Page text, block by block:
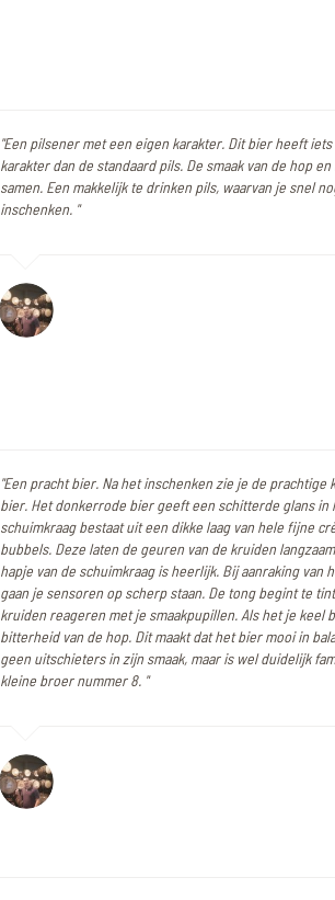
"Een pilsener met een eigen karakter. Dit bier heeft iets
karakter dan de standaard pils. De smaak van de hop
samen. Een makkelijk te drinken pils, waarvan je snel
inschenken. "
"Een pracht bier. Na het inschenken zie je de prachtige
bier. Het donkerrode bier geeft een schitterde glans in
schuimkraag bestaat uit een dikke laag van hele fijne
bubbels. Deze laten de geuren van de kruiden
hapje van de schuimkraag is heerlijk. Bij aanraking van
gaan je sensoren op scherp staan. De tong begint te
kruiden reageren met je smaakpupillen. Als het je keel
bitterheid van de hop. Dit maakt dat het bier mooi in
geen uitschieters in zijn smaak, maar is wel duidelijk
kleine broer nummer 8. "